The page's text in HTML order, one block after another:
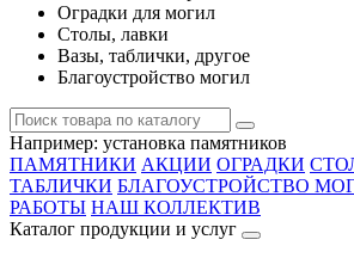
Оградки для могил
Столы, лавки
Вазы, таблички, другое
Благоустройство могил
Например: установка памятников
ПАМЯТНИКИ АКЦИИ ОГРАДКИ
ТАБЛИЧКИ БЛАГОУСТРОЙСТВО
РАБОТЫ НАШ КОЛЛЕКТИВ
Каталог продукции и услуг